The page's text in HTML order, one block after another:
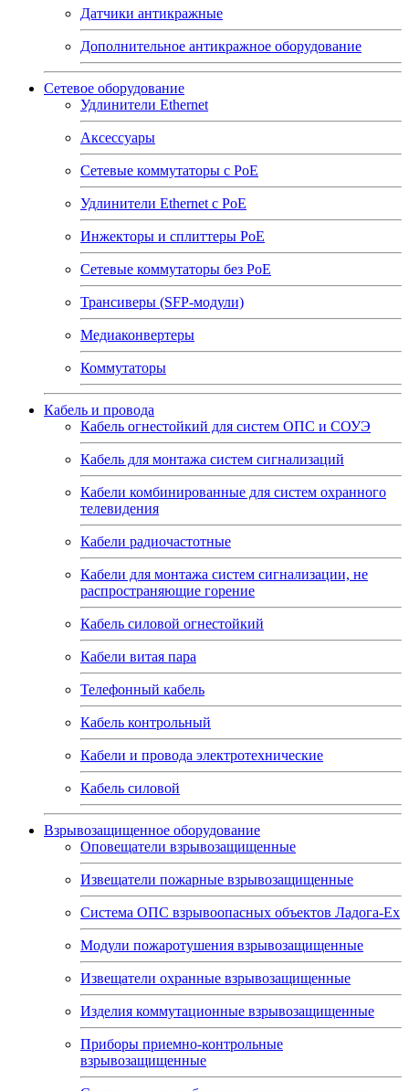
Датчики антикражные
Дополнительное антикражное оборудование
Сетевое оборудование
Удлинители Ethernet
Аксессуары
Сетевые коммутаторы с РоЕ
Удлинители Ethernet с PoE
Инжекторы и сплиттеры РоЕ
Сетевые коммутаторы без РоЕ
Трансиверы (SFP-модули)
Медиаконвертеры
Коммутаторы
Кабель и провода
Кабель огнестойкий для систем ОПС и СОУЭ
Кабель для монтажа систем сигнализаций
Кабели комбинированные для систем охранного
телевидения
Кабели радиочастотные
Кабели для монтажа систем сигнализации, не
распространяющие горение
Кабель силовой огнестойкий
Кабели витая пара
Телефонный кабель
Кабель контрольный
Кабели и провода электротехнические
Кабель силовой
Взрывозащищенное оборудование
Оповещатели взрывозащищенные
Извещатели пожарные взрывозащищенные
Система ОПС взрывоопасных объектов Ладога-Ex
Модули пожаротушения взрывозащищенные
Извещатели охранные взрывозащищенные
Изделия коммутационные взрывозащищенные
Приборы приемно-контрольные
взрывозащищенные